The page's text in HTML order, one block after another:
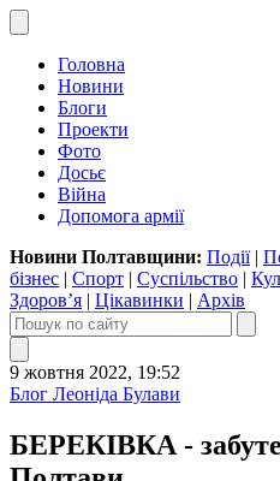
Головна
Новини
Блоги
Проекти
Фото
Досьє
Війна
Допомога армії
Новини Полтавщини: Події|
бізнес | Спорт | Суспільство |
Здоров’я | Цікавинки | Архів
9 жовтня 2022, 19:52
Блог Леоніда Булави
БЕРЕКІВКА - забуте